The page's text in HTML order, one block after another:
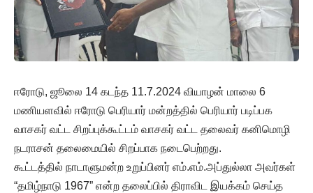
ஈரோடு, ஜூலை 14 கடந்த 11.7.2024 வியாழன் மாலை 6
மணியளவில் ஈரோடு பெரியார் மன்றத்தில் பெரியார் படிப்பக
வாசகர் வட்ட சிறப்புக்கூட்டம் வாசகர் வட்ட தலைவர் கனிமொழி
நடராசன் தலைமையில் சிறப்பாக நடைபெற்றது.
கூட்டத்தில் நாடாளுமன்ற உறுப்பினர் எம்.எம்.அப்துல்லா அவர்கள்
“தமிழ்நாடு 1967” என்ற தலைப்பில் திராவிட இயக்கம் செய்த